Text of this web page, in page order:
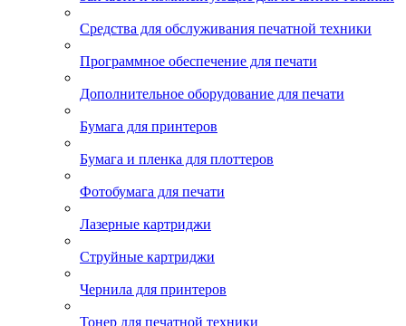
Средства для обслуживания печатной техники
Программное обеспечение для печати
Дополнительное оборудование для печати
Бумага для принтеров
Бумага и пленка для плоттеров
Фотобумага для печати
Лазерные картриджи
Струйные картриджи
Чернила для принтеров
Тонер для печатной техники